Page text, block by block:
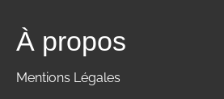
À propos
Mentions Légales